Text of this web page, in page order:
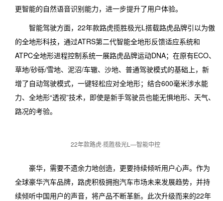
更智能的自然语音识别能力，进一步提升了用户体验。
智能驾驶方面，22年款路虎揽胜极光L搭载路虎品牌引以为傲
的全地形科技，通过ATRS第二代智能全地形反馈适应系统和
ATPC全地形进程控制系统一展路虎品牌运动DNA；在原有ECO、
草地/砂砾/雪地、泥沼/车辙、沙地、普通驾驶模式的基础上，新
增了自动驾驶模式，一键轻松应对全地形；结合600毫米涉水能
力、全地形“透视”技术，即使是新手驾驶员也能无惧地形、天气、
路况的考验。
22年款路虎·揽胜极光L—智能中控
豪华，需要不遗余力地创造，更要持续倾听用户心声。作为
全球豪华汽车品牌，路虎积极拥抱汽车市场未来发展趋势，并持
续倾听中国用户的声音，将产品不断革新。此次升级而来的22年